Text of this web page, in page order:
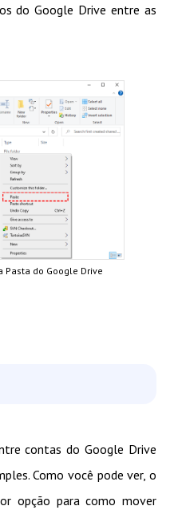
do Google Drive entre as
Pasta do Google Drive
contas do Google Drive
Como você pode ver, o
opção para como mover